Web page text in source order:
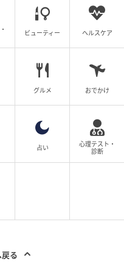
ビューティー ヘルスケア
グルメ おでかけ
占い
心理テスト・
診断
る